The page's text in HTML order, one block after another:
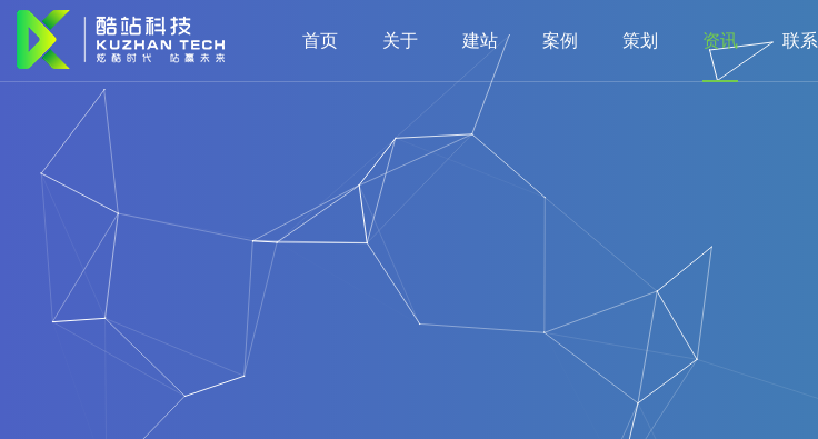
首页 关于 建站 案例 策划 资讯 联系